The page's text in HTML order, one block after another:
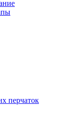
перчаток